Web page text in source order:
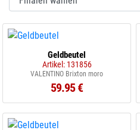
Geldbeutel
Artikel: 131856
VALENTINO Brixton moro
59.95 €